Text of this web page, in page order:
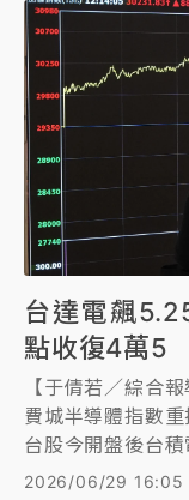
台達電飆
點收復4萬5
【于倩若／綜合
費城半導體指數
台股今開盤後台
600點重返45200
2026/06/29 16:05